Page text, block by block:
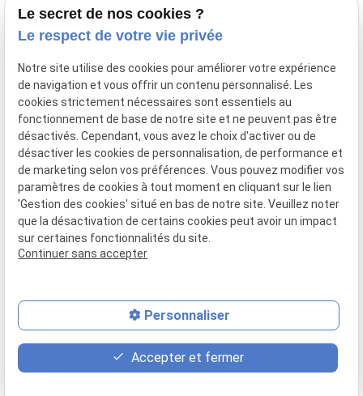
01 42 43 04 88
12 Place du Caquet
93200 Saint-Denis(93) - ile de France
Plan du
site
Mentions
légales
Politique de
confidentialité
Gestion
des
cookies
Siret :40390808000027
place
Plan d'accès
contact_page
Contact
phone
01 86 65 21 82
Le secret de nos cookies ?
Le respect de votre vie privée
Notre site utilise des cookies pour améliorer votre expérience
de navigation et vous offrir un contenu personnalisé. Les
cookies strictement nécessaires sont essentiels au
fonctionnement de base de notre site et ne peuvent pas être
désactivés. Cependant, vous avez le choix d'activer ou de
désactiver les cookies de personnalisation, de performance et
de marketing selon vos préférences. Vous pouvez modifier vos
paramètres de cookies à tout moment en cliquant sur le lien
'Gestion des cookies' situé en bas de notre site. Veuillez noter
que la désactivation de certains cookies peut avoir un impact
sur certaines fonctionnalités du site.
Continuer sans accepter
Personnaliser
Accepter et fermer